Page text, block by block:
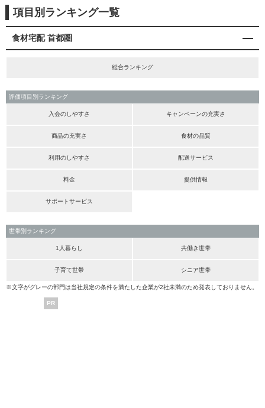
項目別ランキング一覧
食材宅配 首都圏
総合ランキング
評価項目別ランキング
入会のしやすさ キャンペーンの充実さ
商品の充実さ 食材の品質
利用のしやすさ 配送サービス
料金 提供情報
サポートサービス
世帯別ランキング
1人暮らし 共働き世帯
子育て世帯 シニア世帯
※文字がグレーの部門は当社規定の条件を満たした企業が2社未満のため発表しておりません。
PR